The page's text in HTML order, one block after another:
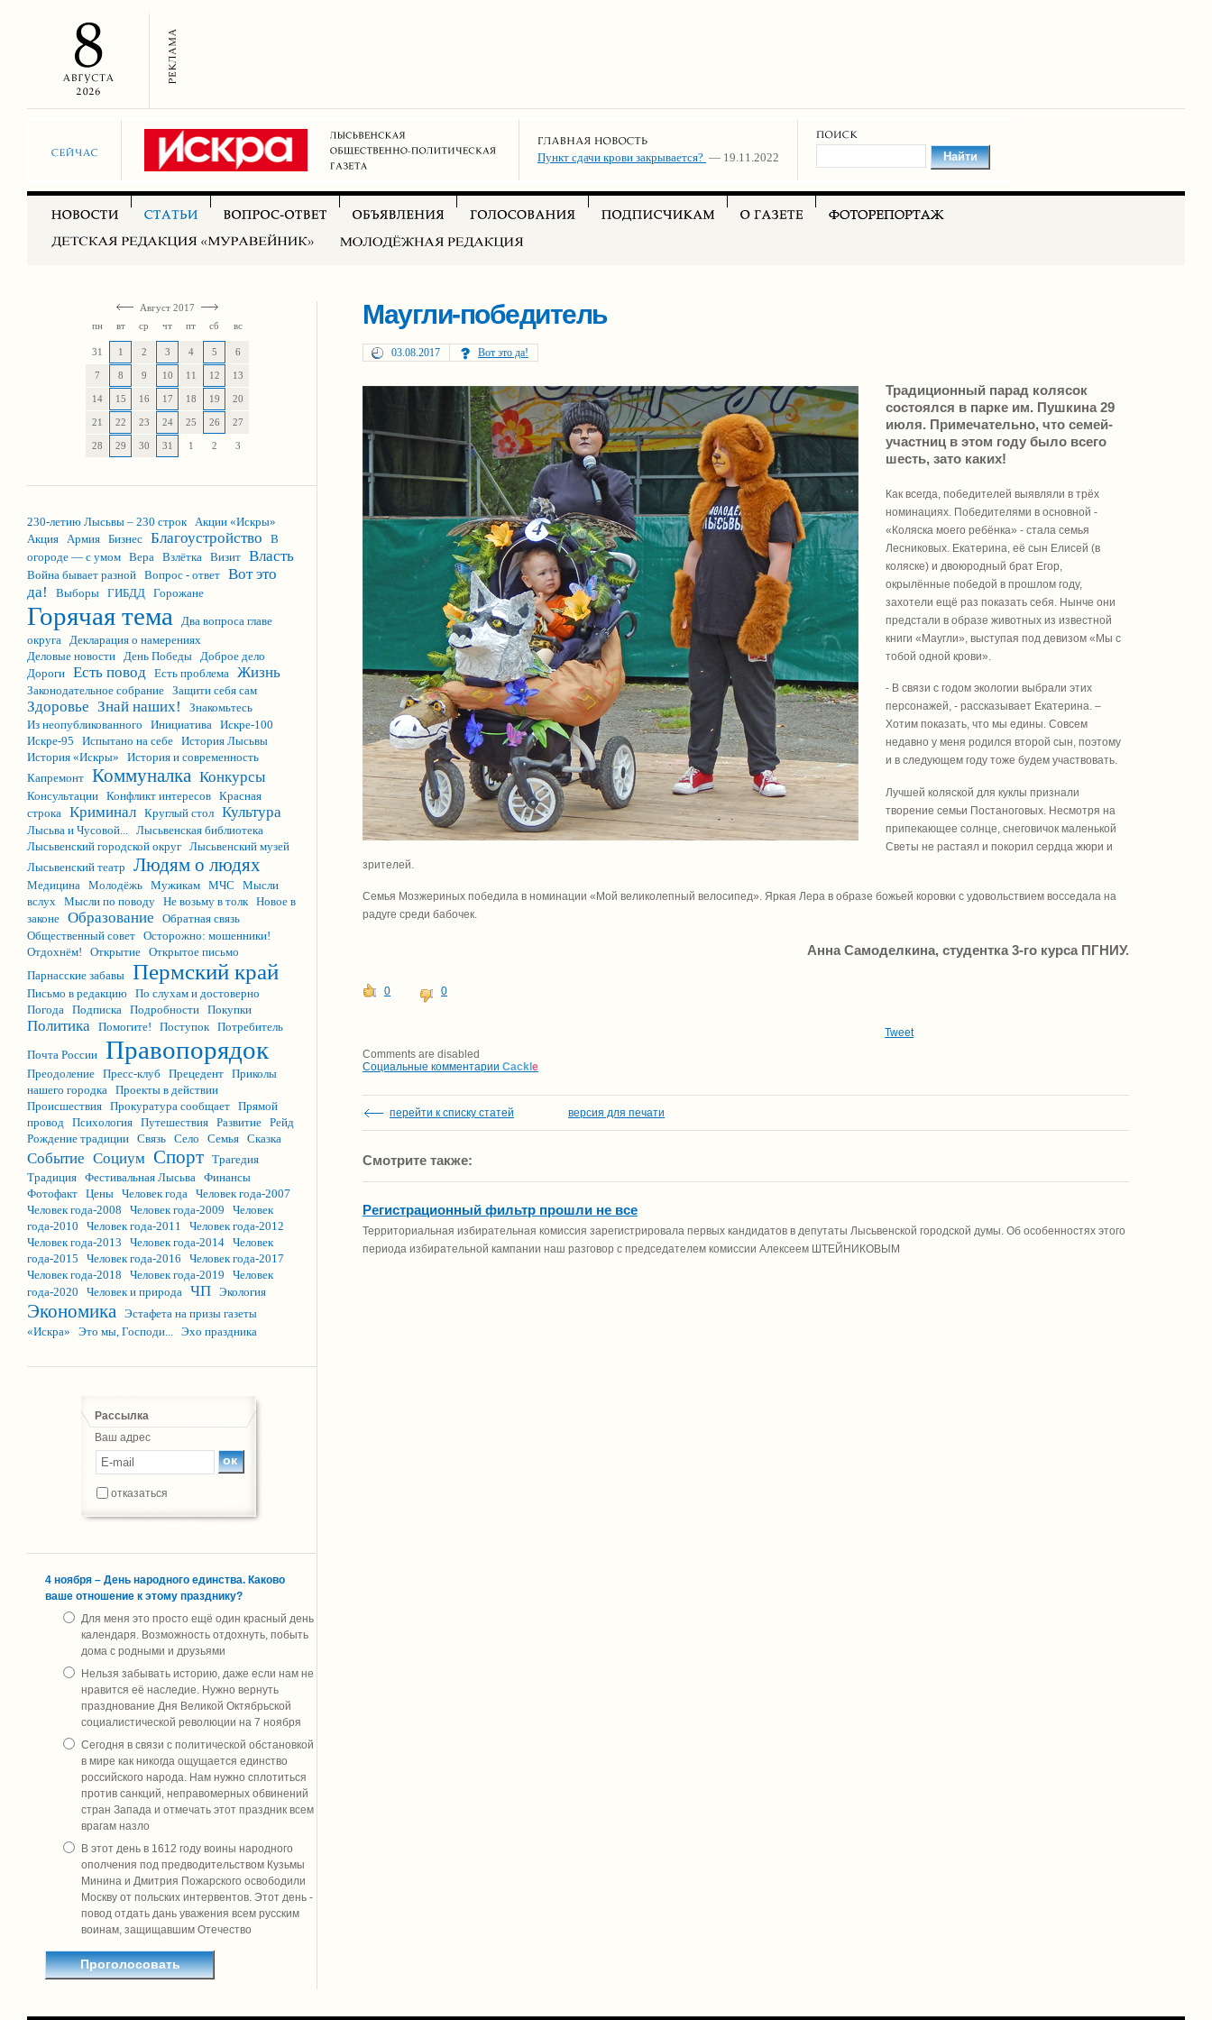
Пункт сдачи крови закрывается? — 19.11.2022
Август 2017
пн
вт ср чт пт сб вс
31 1 2 3 4 5 6
7 8 9 10 11 12 13
14 15 16 17 18 19 20
21 22 23 24 25 26 27
28 29 30 31 1 2 3
230-летию Лысьвы – 230 строк Акции «Искры»
Акция Армия Бизнес Благоустройство
В
огороде — с умом Вера Взлётка Визит Власть
Война бывает разной Вопрос - ответ Вот это
да!
Выборы ГИБДД Горожане
Горячая тема
Два вопроса главе
округа Декларация о намерениях
Деловые новости День Победы Доброе дело
Дороги Есть повод Есть проблема Жизнь
Законодательное собрание Защити себя сам
Здоровье Знай наших!
Знакомьтесь
Из неопубликованного
Инициатива Искре-100
Искре-95
Испытано на себе История Лысьвы
История «Искры»
История и современность
Капремонт Коммуналка Конкурсы
Консультации Конфликт интересов Красная
строка Криминал Круглый стол Культура
Лысьва и Чусовой... Лысьвенская библиотека
Лысьвенский городской округ Лысьвенский музей
Лысьвенский театр
Людям о людях
Медицина Молодёжь Мужикам МЧС
Мысли
вслух Мысли по поводу Не возьму в толк Новое в
законе Образование
Обратная связь
Общественный совет Осторожно: мошенники!
Отдохнём!
Открытие Открытое письмо
Парнасские забавы Пермский край
Письмо в редакцию По слухам и достоверно
Погода Подписка Подробности Покупки
Политика Помогите! Поступок Потребитель
Почта России Правопорядок
Преодоление Пресс-клуб Прецедент Приколы
нашего городка Проекты в действии
Происшествия Прокуратура сообщает Прямой
провод Психология Путешествия Развитие Рейд
Рождение традиции Связь Село Семья Сказка
Событие Социум Спорт Трагедия
Традиция Фестивальная Лысьва Финансы
Фотофакт Цены Человек года Человек года-2007
Человек года-2008
Человек года-2009
Человек
года-2010
Человек года-2011
Человек года-2012
Человек года-2013
Человек года-2014 Человек
года-2015
Человек года-2016
Человек года-2017
Человек года-2018
Человек года-2019
Человек
года-2020
Человек и природа ЧП Экология
Экономика Эстафета на призы газеты
«Искра»
Это мы, Господи... Эхо праздника
Рассылка
Ваш адрес
отказаться
4 ноября – День народного единства. Каково
ваше отношение к этому празднику?
Для меня это просто ещё один красный день
календаря. Возможность отдохнуть, побыть
дома с родными и друзьями
Нельзя забывать историю, даже если нам не
нравится её наследие. Нужно вернуть
празднование Дня Великой Октябрьской
социалистической революции на 7 ноября
Сегодня в связи с политической обстановкой
в мире как никогда ощущается единство
российского народа. Нам нужно сплотиться
против санкций, неправомерных обвинений
стран Запада и отмечать этот праздник всем
врагам назло
В этот день в 1612 году воины народного
ополчения под предводительством Кузьмы
Минина и Дмитрия Пожарского освободили
Москву от польских интервентов. Этот день -
повод отдать дань уважения всем русским
воинам, защищавшим Отечество
Маугли-победитель
03.08.2017 Вот это да!
Традиционный парад колясок
состоялся в парке им. Пушкина 29
июля. Примечательно, что семей-
участниц в этом году было всего
шесть, зато каких!
Как всегда, победителей выявляли в трёх
номинациях. Победителями в основной -
«Коляска моего ребёнка» - стала семья
Лесниковых. Екатерина, её сын Елисей (в
коляске) и двоюродный брат Егор,
окрылённые победой в прошлом году,
захотели ещё раз показать себя. Нынче они
предстали в образе животных из известной
книги «Маугли», выступая под девизом «Мы с
тобой одной крови».
- В связи с годом экологии выбрали этих
персонажей, - рассказывает Екатерина. –
Хотим показать, что мы едины. Совсем
недавно у меня родился второй сын, поэтому
и в следующем году тоже будем участвовать.
Лучшей коляской для куклы признали
творение семьи Постаноговых. Несмотря на
припекающее солнце, снеговичок маленькой
Светы не растаял и покорил сердца жюри и
зрителей.
Семья Мозжериных победила в номинации «Мой великолепный велосипед». Яркая Лера в образе божьей коровки с удовольствием восседала на
радуге среди бабочек.
Анна Самоделкина, студентка 3-го курса ПГНИУ.
0 0
Tweet
Comments are disabled
Социальные комментарии Cackl e
перейти к списку статей версия для печати
Смотрите также:
Регистрационный фильтр прошли не все
Территориальная избирательная комиссия зарегистрировала первых кандидатов в депутаты Лысьвенской городской думы. Об особенностях этого
периода избирательной кампании наш разговор с председателем комиссии Алексеем ШТЕЙНИКОВЫМ